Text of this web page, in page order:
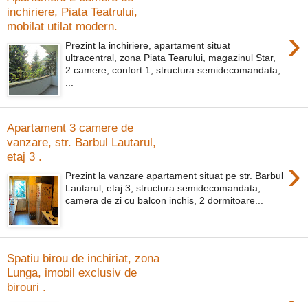
inchiriere, Piata Teatrului,
mobilat utilat modern.
›
Prezint la inchiriere, apartament situat
ultracentral, zona Piata Tearului, magazinul Star,
2 camere, confort 1, structura semidecomandata,
...
Apartament 3 camere de
vanzare, str. Barbul Lautarul,
etaj 3 .
›
Prezint la vanzare apartament situat pe str. Barbul
Lautarul, etaj 3, structura semidecomandata,
camera de zi cu balcon inchis, 2 dormitoare...
Spatiu birou de inchiriat, zona
Lunga, imobil exclusiv de
birouri .